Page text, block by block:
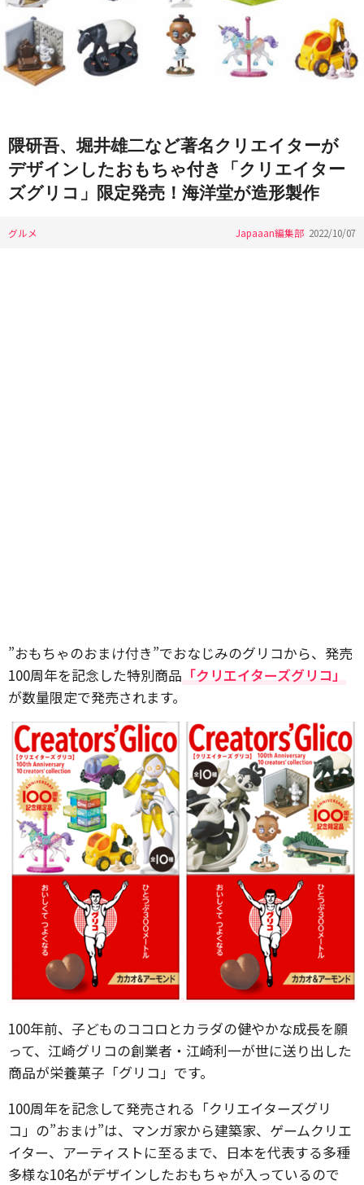
隈研吾、堀井雄二など著名クリエイターが
デザインしたおもちゃ付き「クリエイター
ズグリコ」限定発売！海洋堂が造形製作
グルメ Japaaan編集部 2022/10/07
”おもちゃのおまけ付き”でおなじみのグリコから、発売
100周年を記念した特別商品 「クリエイターズグリコ」
が数量限定で発売されます。
100年前、子どものココロとカラダの健やかな成長を願
って、江崎グリコの創業者・江崎利一が世に送り出した
商品が栄養菓子「グリコ」です。
100周年を記念して発売される「クリエイターズグリ
コ」の”おまけ”は、マンガ家から建築家、ゲームクリエ
イター、アーティストに至るまで、日本を代表する多種
多様な10名がデザインしたおもちゃが入っているので